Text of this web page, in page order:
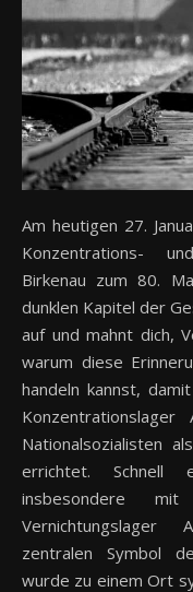
Am heutigen 27. Januar 2025 jährt sich die Befreiung des
Konzentrations-
Birkenau zum 80.
dunklen Kapitel der
auf und mahnt dich,
warum diese
handeln kannst,
Nationalsozialisten
errichtet. Schnell
insbesondere
Vernichtungslager
zentralen Symbol
wurde zu einem Ort